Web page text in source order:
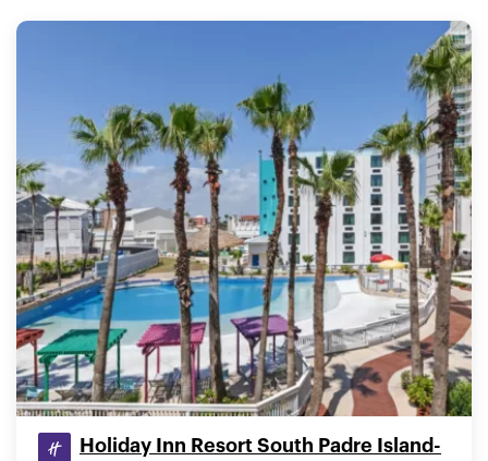
Holiday Inn Resort South Padre Island-